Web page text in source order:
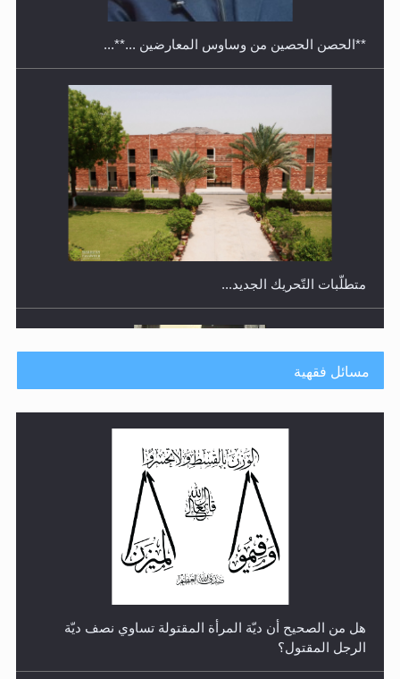
**الحصن الحصين من وساوس المعارضين ...**...
متطلَّبات التّحريك الجديد...
رأيٌ في لغة المسيح الموعود عليه السلام.. 4...
مسائل فقهية
هل من الصحيح أن ديّة المرأة المقتولة تساوي نصف ديّة
الرجل المقتول؟